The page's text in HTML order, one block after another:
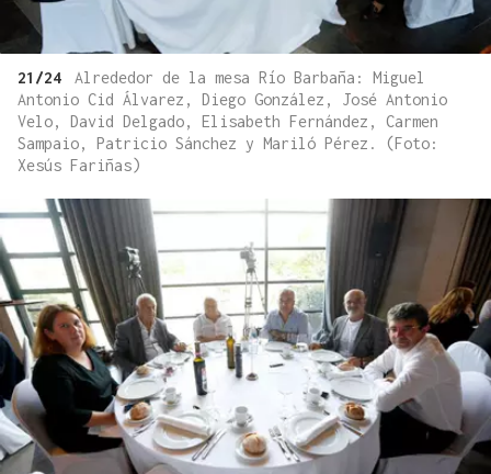
21/24
Alrededor de la mesa Río Barbaña: Miguel
Antonio Cid Álvarez, Diego González, José Antonio
Velo, David Delgado, Elisabeth Fernández, Carmen
Sampaio, Patricio Sánchez y Mariló Pérez. (Foto:
Xesús Fariñas)